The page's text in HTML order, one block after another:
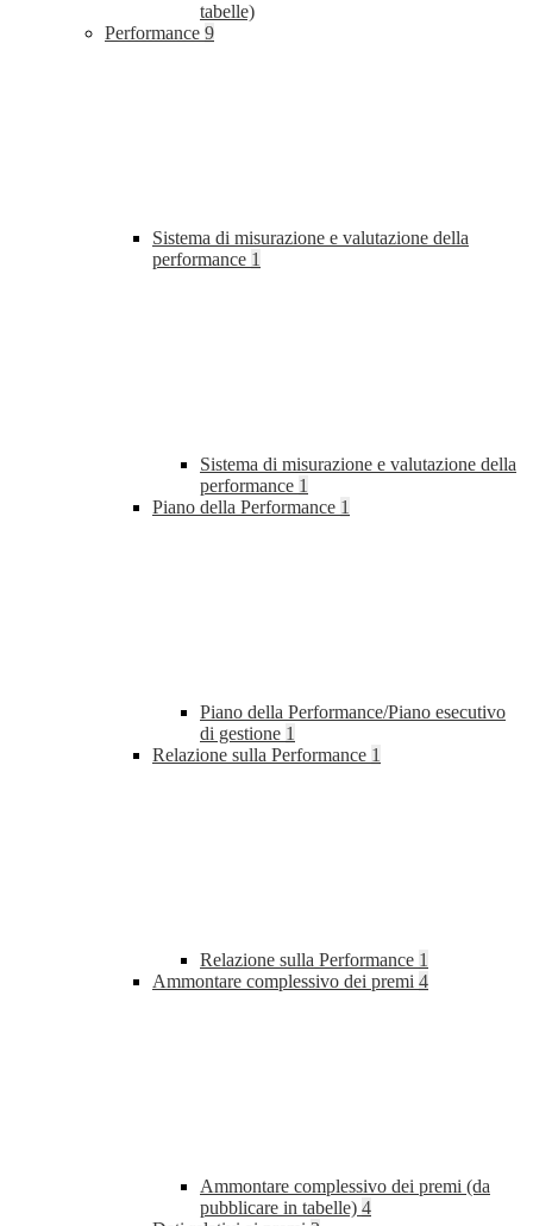
tabelle)
Performance 9
Sistema di misurazione e valutazione della
performance 1
Sistema di misurazione e valutazione della
performance 1
Piano della Performance 1
Piano della Performance/Piano esecutivo
di gestione 1
Relazione sulla Performance 1
Relazione sulla Performance 1
Ammontare complessivo dei premi 4
Ammontare complessivo dei premi (da
pubblicare in tabelle) 4